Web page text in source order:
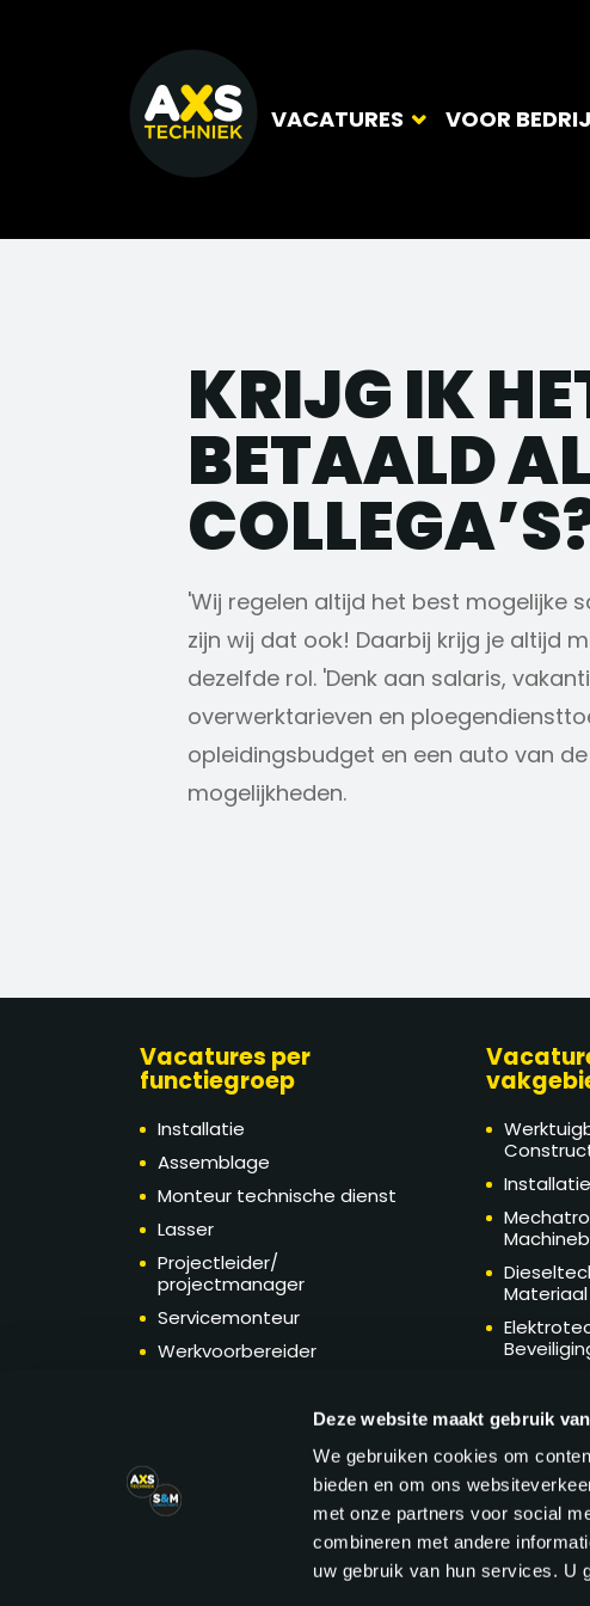
Deze website maakt gebruik
We gebruiken cookies om
bieden en om ons
met onze partners voor social
combineren met andere
uw gebruik van hun services. U
VACATURES VOOR
KRIJG IK
BETAALD
'Wij regelen altijd het best mogelijke
zijn wij dat ook! Daarbij krijg je altijd
dezelfde rol. 'Denk aan salaris,
overwerktarieven en
opleidingsbudget en een auto van
mogelijkheden.
Vacatures per
functiegroep
Installatie
Assemblage
Monteur technische dienst
Lasser
Projectleider/
projectmanager
Servicemonteur
Werkvoorbereider
Technische inkoop
Verspaning
Materiaal